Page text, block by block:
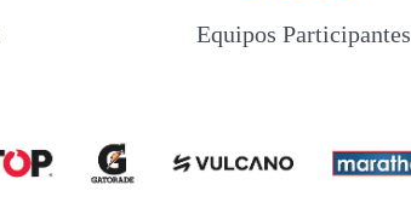
Equipos Participantes